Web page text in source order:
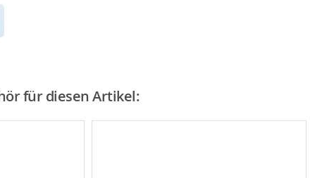
für diesen Artikel: